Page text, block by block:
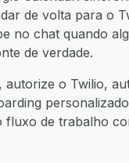
de volta para o
no chat quando
de verdade.
o Twilio,
de trabalho